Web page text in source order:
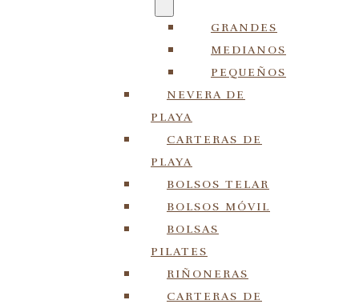
GRANDES
MEDIANOS
PEQUEÑOS
NEVERA DE
PLAYA
CARTERAS DE
PLAYA
BOLSOS TELAR
BOLSOS MÓVIL
BOLSAS
PILATES
RIÑONERAS
CARTERAS DE